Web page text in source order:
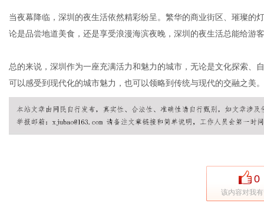
当夜幕降临，深圳的夜生活依然精彩纷呈。繁华的商业街区、璀璨的
论是品尝地道美食，还是享受浪漫海滨夜晚，深圳的夜生活总能给游
总的来说，深圳作为一座充满活力和魅力的城市，无论是文化探索、
可以感受到现代化的城市魅力，也可以领略到传统与现代的交融之美
0
该内容对我